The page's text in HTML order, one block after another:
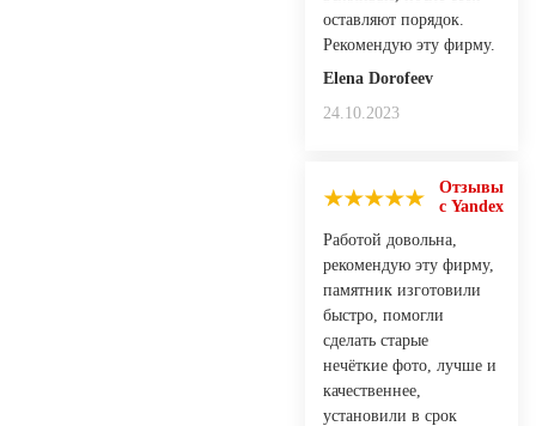
оставляют порядок.
Рекомендую эту фирму.
Elena Dorofeev
24.10.2023
Отзывы
с Yandex
Работой довольна,
рекомендую эту фирму,
памятник изготовили
быстро, помогли
сделать старые
нечёткие фото, лучше и
качественнее,
установили в срок